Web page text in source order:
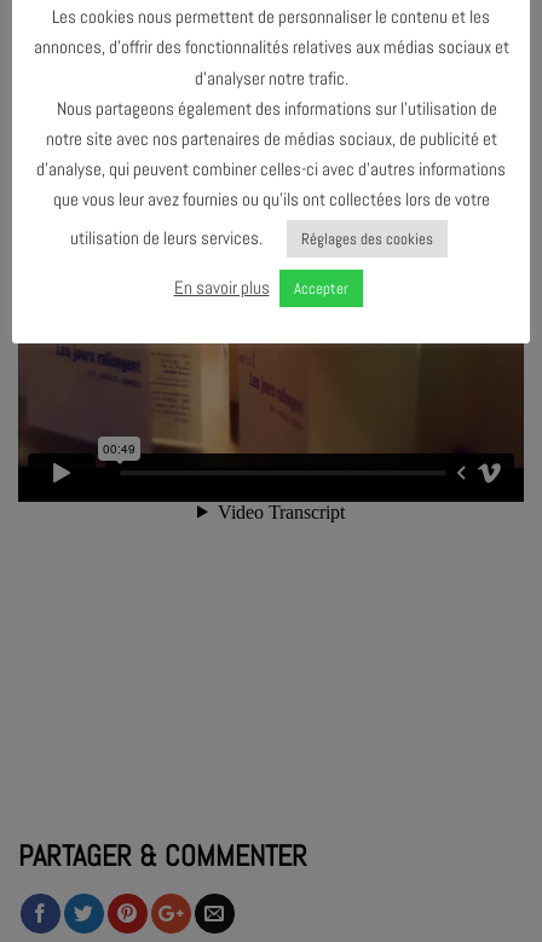
PARTAGER & COMMENTER
Les cookies nous permettent de personnaliser le contenu et les
annonces, d’offrir des fonctionnalités relatives aux médias sociaux et
d’analyser notre trafic.
Nous partageons également des informations sur l’utilisation de
notre site avec nos partenaires de médias sociaux, de publicité et
d’analyse, qui peuvent combiner celles-ci avec d’autres informations
que vous leur avez fournies ou qu’ils ont collectées lors de votre
utilisation de leurs services.
Réglages des cookies
En savoir plus Accepter